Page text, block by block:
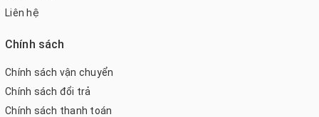
Liên hệ
Chính sách
Chính sách vận chuyển
Chính sách đổi trả
Chính sách thanh toán